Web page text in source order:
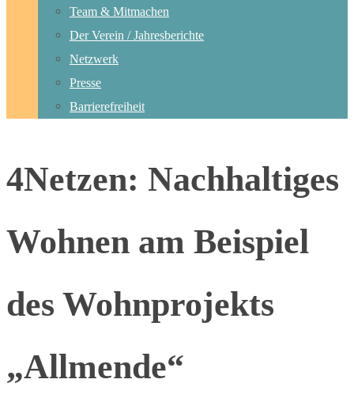
Team & Mitmachen
Der Verein / Jahresberichte
Netzwerk
Presse
Barrierefreiheit
4Netzen: Nachhaltiges
Wohnen am Beispiel
des Wohnprojekts
„Allmende“